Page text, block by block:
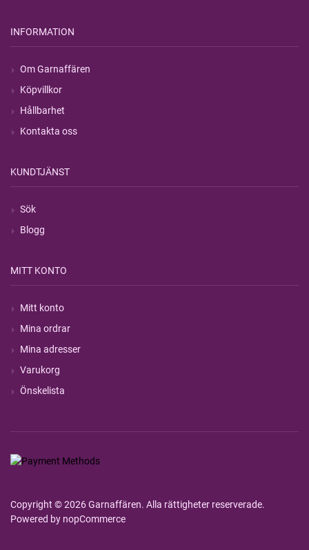
INFORMATION
Om Garnaffären
Köpvillkor
Hållbarhet
Kontakta oss
KUNDTJÄNST
Sök
Blogg
MITT KONTO
Mitt konto
Mina ordrar
Mina adresser
Varukorg
Önskelista
Copyright © 2026 Garnaffären. Alla rättigheter reserverade.
Powered by nopCommerce